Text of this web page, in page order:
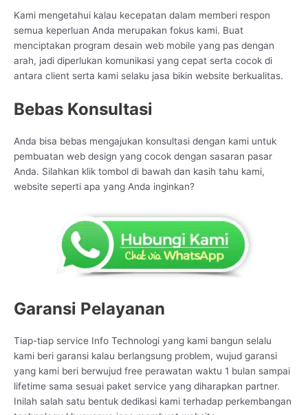
Kami mengetahui kalau kecepatan dalam memberi respon
semua keperluan Anda merupakan fokus kami. Buat
menciptakan program desain web mobile yang pas dengan
arah, jadi diperlukan komunikasi yang cepat serta cocok di
antara client serta kami selaku jasa bikin website berkualitas.
Bebas Konsultasi
Anda bisa bebas mengajukan konsultasi dengan kami untuk
pembuatan web design yang cocok dengan sasaran pasar
Anda. Silahkan klik tombol di bawah dan kasih tahu kami,
website seperti apa yang Anda inginkan?
Garansi Pelayanan
Tiap-tiap service Info Technologi yang kami bangun selalu
kami beri garansi kalau berlangsung problem, wujud garansi
yang kami beri berwujud free perawatan waktu 1 bulan sampai
lifetime sama sesuai paket service yang diharapkan partner.
Inilah salah satu bentuk dedikasi kami terhadap perkembangan